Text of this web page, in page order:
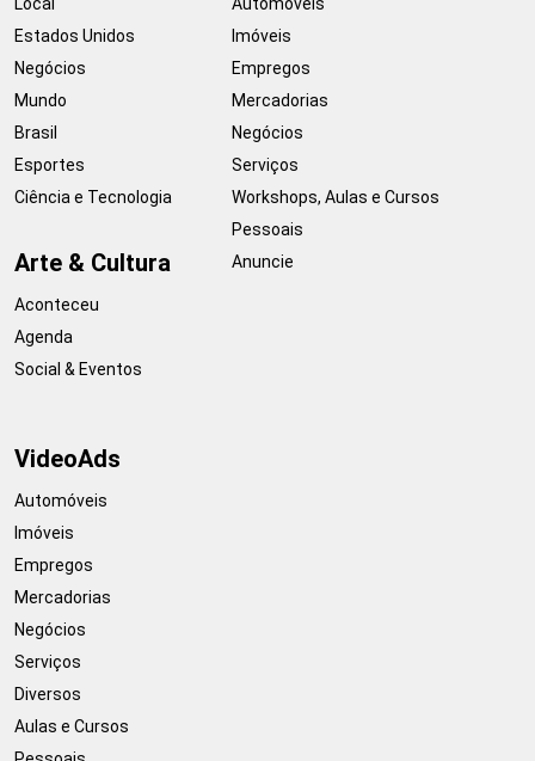
Estados Unidos
Negócios
Mundo
Brasil
Esportes
Ciência e Tecnologia
Arte & Cultura
Aconteceu
Agenda
Social & Eventos
Imóveis
Empregos
Mercadorias
Negócios
Serviços
Workshops, Aulas e Cursos
Pessoais
Anuncie
VideoAds
Automóveis
Imóveis
Empregos
Mercadorias
Negócios
Serviços
Diversos
Aulas e Cursos